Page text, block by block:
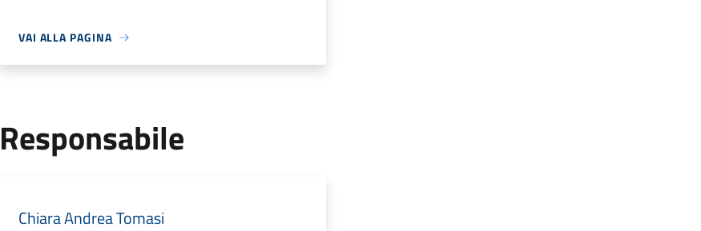
VAI ALLA PAGINA
Responsabile
Chiara Andrea Tomasi